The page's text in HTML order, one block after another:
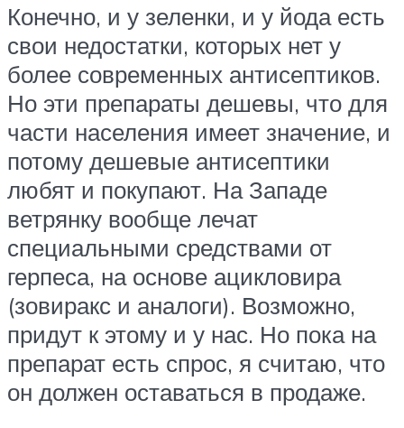
Конечно, и у зеленки, и у йода есть
свои недостатки, которых нет у
более современных антисептиков.
Но эти препараты дешевы, что для
части населения имеет значение, и
потому дешевые антисептики
любят и покупают. На Западе
ветрянку вообще лечат
специальными средствами от
герпеса, на основе ацикловира
(зовиракс и аналоги). Возможно,
придут к этому и у нас. Но пока на
препарат есть спрос, я считаю, что
он должен оставаться в продаже.